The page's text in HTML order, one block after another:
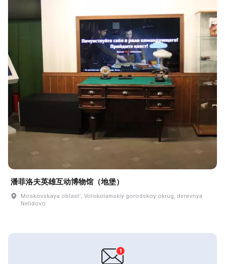
潘菲洛夫英雄互动博物馆（地堡）
Moskovskaya oblastʹ, Volokolamskiy gorodskoy okrug, derevnya
Nelidovo